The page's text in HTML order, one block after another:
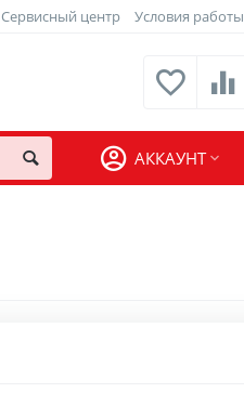
Сервисный центр Условия работы
АККАУНТ